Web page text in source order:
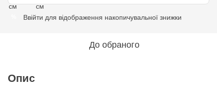
Ввійти для відображення накопичувальної знижки
До обраного
Опис